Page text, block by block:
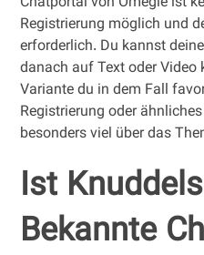
Registrierung möglich und
erforderlich. Du kannst
danach auf Text oder
Variante du in dem Fall
Registrierung oder
besonders viel über das
Ist
Bekannte